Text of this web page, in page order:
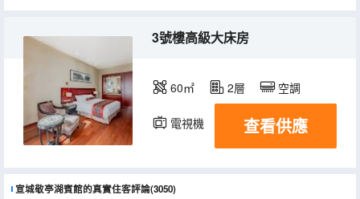
3號樓高級大床房
60㎡ 2層 空調
電視機 冰箱
查看供應
宣城敬亭湖賓館的真實住客評論(3050)